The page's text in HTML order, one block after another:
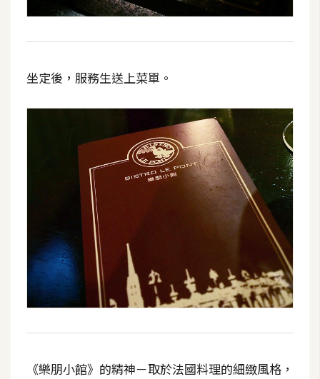
坐定後，服務生送上菜單。
《樂朋小館》的精神－取於法國料理的細緻風格，